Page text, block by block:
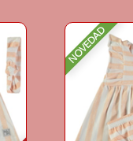
NOVEDAD